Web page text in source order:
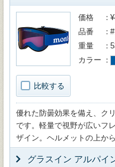
比較する
価格
品番
重量
カラー
優れた防曇効果を備え、ク
です。軽量で視野が広いフ
ザイン。ヘルメットの上か
グラスイン アルパイ